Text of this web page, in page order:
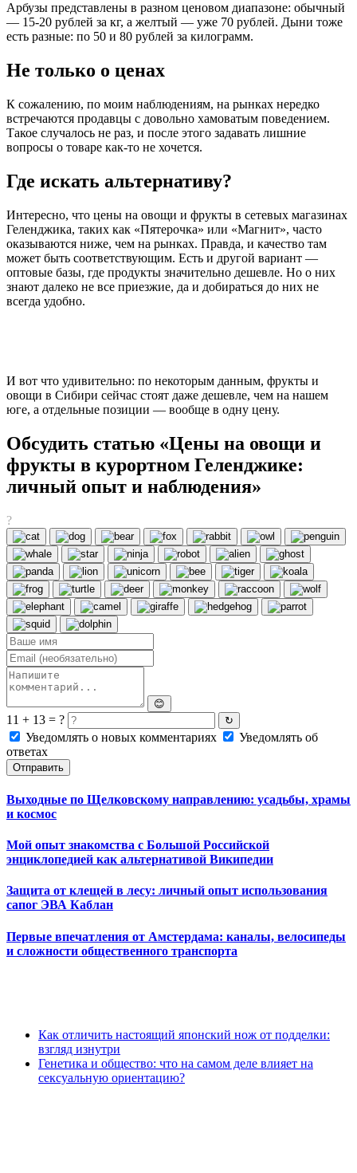
Арбузы представлены в разном ценовом диапазоне: обычный
— 15-20 рублей за кг, а желтый — уже 70 рублей. Дыни тоже
есть разные: по 50 и 80 рублей за килограмм.
Не только о ценах
К сожалению, по моим наблюдениям, на рынках нередко
встречаются продавцы с довольно хамоватым поведением.
Такое случалось не раз, и после этого задавать лишние
вопросы о товаре как-то не хочется.
Где искать альтернативу?
Интересно, что цены на овощи и фрукты в сетевых магазинах
Геленджика, таких как «Пятерочка» или «Магнит», часто
оказываются ниже, чем на рынках. Правда, и качество там
может быть соответствующим. Есть и другой вариант —
оптовые базы, где продукты значительно дешевле. Но о них
знают далеко не все приезжие, да и добираться до них не
всегда удобно.
И вот что удивительно: по некоторым данным, фрукты и
овощи в Сибири сейчас стоят даже дешевле, чем на нашем
юге, а отдельные позиции — вообще в одну цену.
Обсудить статью «Цены на овощи и
фрукты в курортном Геленджике:
личный опыт и наблюдения»
?
😊
11 + 13 = ? ↻
Уведомлять о новых комментариях
Уведомлять об
ответах
Отправить
Выходные по Щелковскому направлению: усадьбы, храмы
и космос
Мой опыт знакомства с Большой Российской
энциклопедией как альтернативой Википедии
Защита от клещей в лесу: личный опыт использования
сапог ЭВА Каблан
Первые впечатления от Амстердама: каналы, велосипеды
и сложности общественного транспорта
Как отличить настоящий японский нож от подделки:
взгляд изнутри
Генетика и общество: что на самом деле влияет на
сексуальную ориентацию?